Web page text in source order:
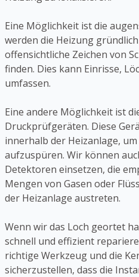
Eine Möglichkeit ist die
werden die Heizung
offensichtliche Zeichen von
finden. Dies kann Einrisse,
umfassen.
Eine andere Möglichkeit ist
Druckprüfgeräten. Diese
innerhalb der Heizanlage,
aufzuspüren. Wir können
Detektoren einsetzen, die
Mengen von Gasen oder
der Heizanlage austreten.
Wenn wir das Loch geortet
schnell und effizient
richtige Werkzeug und die
sicherzustellen, dass die